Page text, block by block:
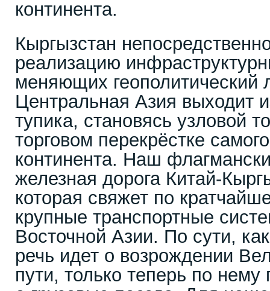
континента.
Кыргызстан
реализацию
меняющих геополитический
Центральная Азия выходит
тупика, становясь узловой
торговом перекрёстке
континента. Наш
железная дорога Китай-
которая свяжет по
крупные транспортные
Восточной Азии. По сути,
речь идет о возрождении
пути, только теперь по